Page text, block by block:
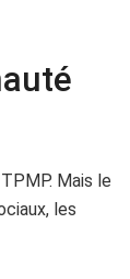
Mais le
les